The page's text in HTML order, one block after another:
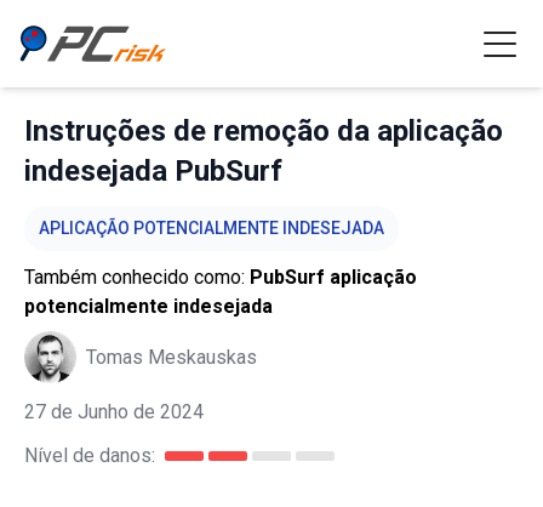
Instruções de remoção da aplicação
indesejada PubSurf
APLICAÇÃO POTENCIALMENTE INDESEJADA
Também conhecido como: PubSurf aplicação
potencialmente indesejada
Tomas Meskauskas
27 de Junho de 2024
Nível de danos: